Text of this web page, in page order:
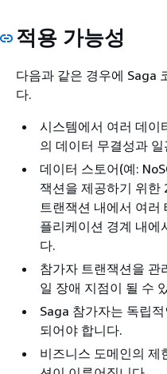
적용 가능성
다음과 같은 경우에 Saga
다.
시스템에서 여러 데이
의 데이터 무결성과
데이터 스토어(예:
잭션을 제공하기 위한
트랜잭션 내에서 여러
플리케이션 경계 내에
다.
참가자 트랜잭션을 관
일 장애 지점이 될 수
Saga 참가자는 독립
되어야 합니다.
비즈니스 도메인의 제